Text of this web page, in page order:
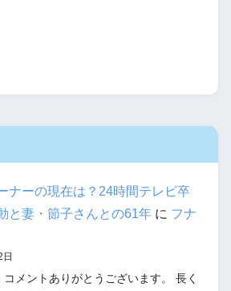
ナーの現在は？24時間テレビ卒
と妻・節子さんとの61年に フナ
日
コメントありがとうございます。 長く